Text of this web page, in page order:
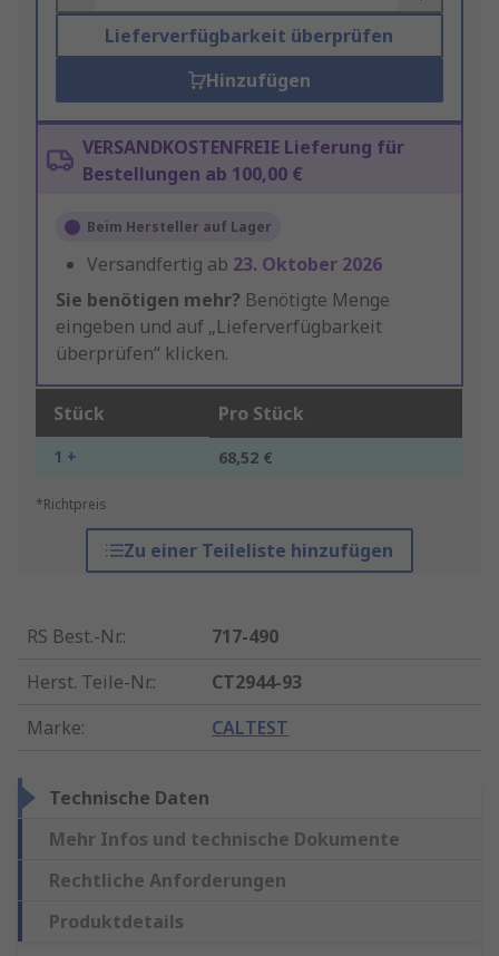
Lieferverfügbarkeit überprüfen
Hinzufügen
VERSANDKOSTENFREIE Lieferung für
Bestellungen ab 100,00 €
Beim Hersteller auf Lager
Versandfertig ab 23. Oktober 2026
Sie benötigen mehr? Benötigte Menge
eingeben und auf „Lieferverfügbarkeit
überprüfen“ klicken.
Stück Pro Stück
1 + 68,52 €
*Richtpreis
Zu einer Teileliste hinzufügen
RS Best.-Nr.:
717-490
Herst. Teile-Nr.:
CT2944-93
Marke: CALTEST
Technische Daten
Mehr Infos und technische Dokumente
Rechtliche Anforderungen
Produktdetails